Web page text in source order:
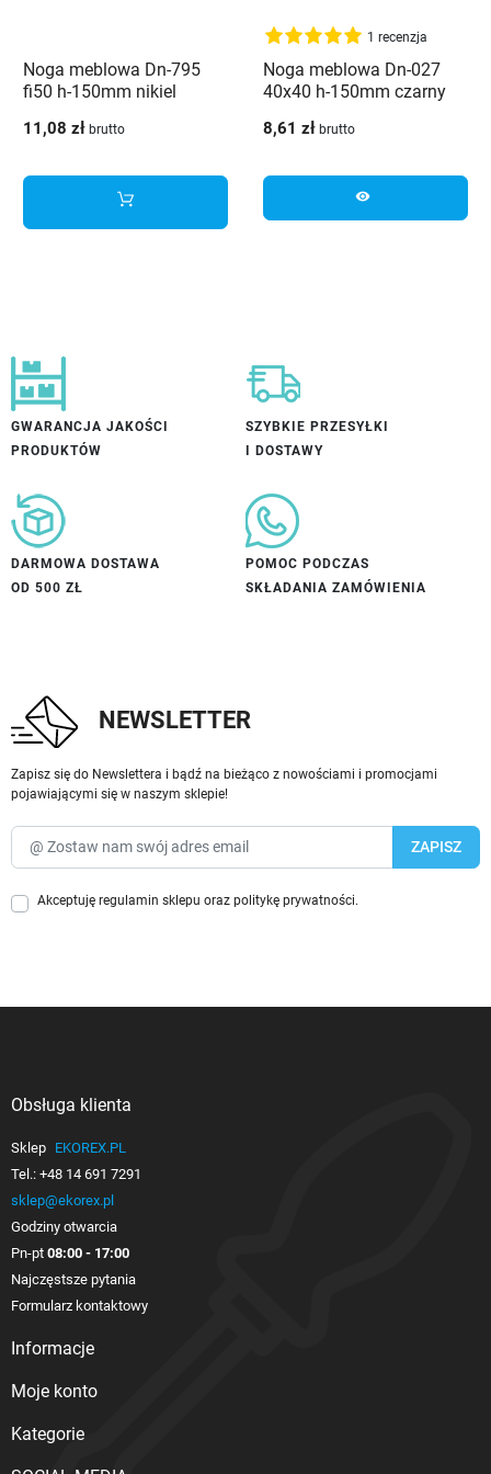
Noga meblowa Dn-795
fi50 h-150mm nikiel
11,08 zł brutto
1 recenzja
Noga meblowa Dn-027
40x40 h-150mm czarny
8,61 zł brutto
visibility
GWARANCJA JAKOŚCI
PRODUKTÓW
SZYBKIE PRZESYŁKI
I DOSTAWY
DARMOWA DOSTAWA
OD 500 ZŁ
POMOC PODCZAS
SKŁADANIA ZAMÓWIENIA
NEWSLETTER
Zapisz się do Newslettera i bądź na bieżąco z nowościami i promocjami
pojawiającymi się w naszym sklepie!
Akceptuję regulamin sklepu oraz politykę prywatności.
Obsługa klienta
Sklep EKOREX.PL
Tel.: +48 14 691 7291
sklep@ekorex.pl
Godziny otwarcia
Pn-pt 08:00 - 17:00
Najczęstsze pytania
Formularz kontaktowy
Informacje
Moje konto
Kategorie